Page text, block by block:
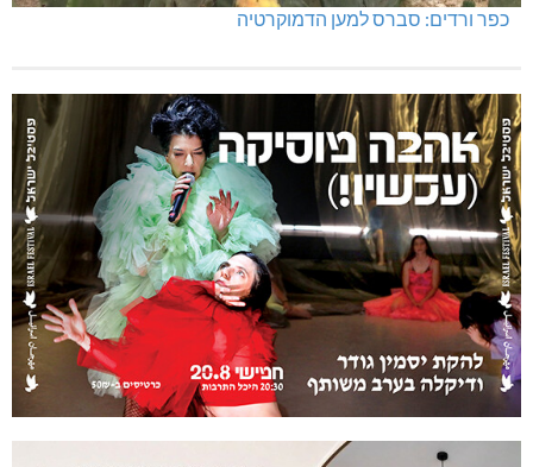
כפר ורדים: סברס למען הדמוקרטיה